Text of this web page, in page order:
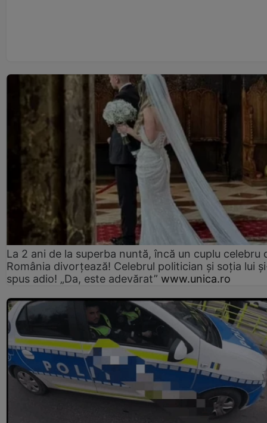
La 2 ani de la superba nuntă, încă un cuplu celebru
România divorțează! Celebrul politician și soția lui
spus adio! „Da, este adevărat” www.unica.ro